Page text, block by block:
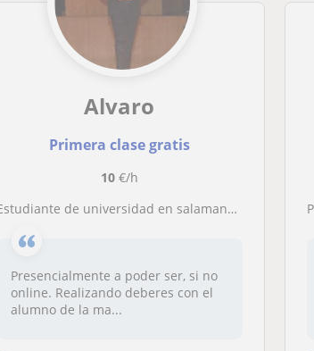
Alvaro
Primera clase gratis
10€/h
Estudiante de universidad en salamanca. Que ha ganado premios de acceso a la universidad y quiere enseñar a los alumnos
Presencialmente a poder ser, si no
online. Realizando deberes con el
alumno de la ma...